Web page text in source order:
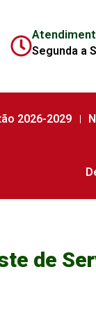
Segunda a
2026-2029
de